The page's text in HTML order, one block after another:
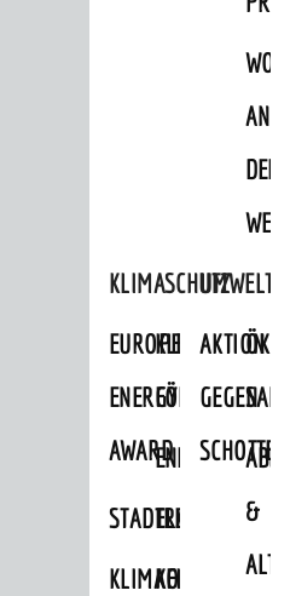
AN
DER
KLIMASCHUTZ
EUROPEAN
ENERGY
AWARD
KLIMASCHUTZ-
STADTRADELN
KLIMAFITKOMMUNALE
AKTION
GEGEN
&